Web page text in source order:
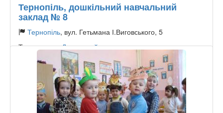
Тернопіль, дошкільний навчальний
заклад № 8
Тернопіль, вул. Гетьмана І.Виговського, 5
Тип садочку:Державний